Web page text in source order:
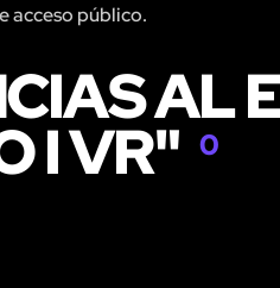
acceso público.
AL
I VR" 0